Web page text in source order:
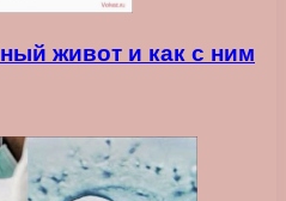
живот и как с ним